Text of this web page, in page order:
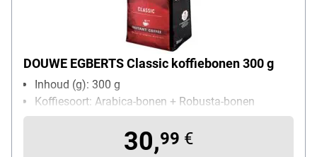
DOUWE EGBERTS Classic koffiebonen 300 g
Inhoud (g): 300 g
Koffiesoort: Arabica-bonen + Robusta-bonen
30,99 €